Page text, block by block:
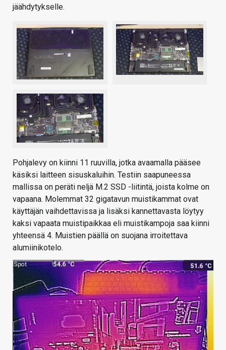
jäähdytykselle.
Pohjalevy on kiinni 11 ruuvilla, jotka avaamalla pääsee
käsiksi laitteen sisuskaluihin. Testiin saapuneessa
mallissa on peräti neljä M.2 SSD -liitintä, joista kolme on
vapaana. Molemmat 32 gigatavun muistikammat ovat
käyttäjän vaihdettavissa ja lisäksi kannettavasta löytyy
kaksi vapaata muistipaikkaa eli muistikampoja saa kiinni
yhteensä 4. Muistien päällä on suojana irroitettava
alumiinikotelo.